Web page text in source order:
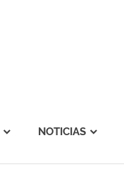
NOTICIAS